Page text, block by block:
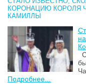
КОРОНАЦИЮ КОРОЛЯ
КАМИЛЛЫ
Подробнее...